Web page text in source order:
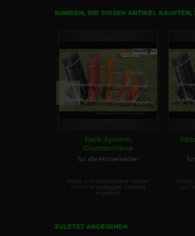
KUNDEN, DIE DIESEN ARTIKEL
Rack-System,
Grundschiene
für alle Mörserkästen
Preise und Verfügbarkeit werden
nur im eingeloggten Zustand
angezeigt.
Preise
nur
ZULETZT ANGESEHEN